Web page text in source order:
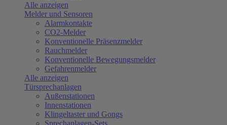
Alle anzeigen
Melder und Sensoren
Alarmkontakte
CO2-Melder
Konventionelle Präsenzmelder
Rauchmelder
Konventionelle Bewegungsmelder
Gefahrenmelder
Alle anzeigen
Türsprechanlagen
Außenstationen
Innenstationen
Klingeltaster und Gongs